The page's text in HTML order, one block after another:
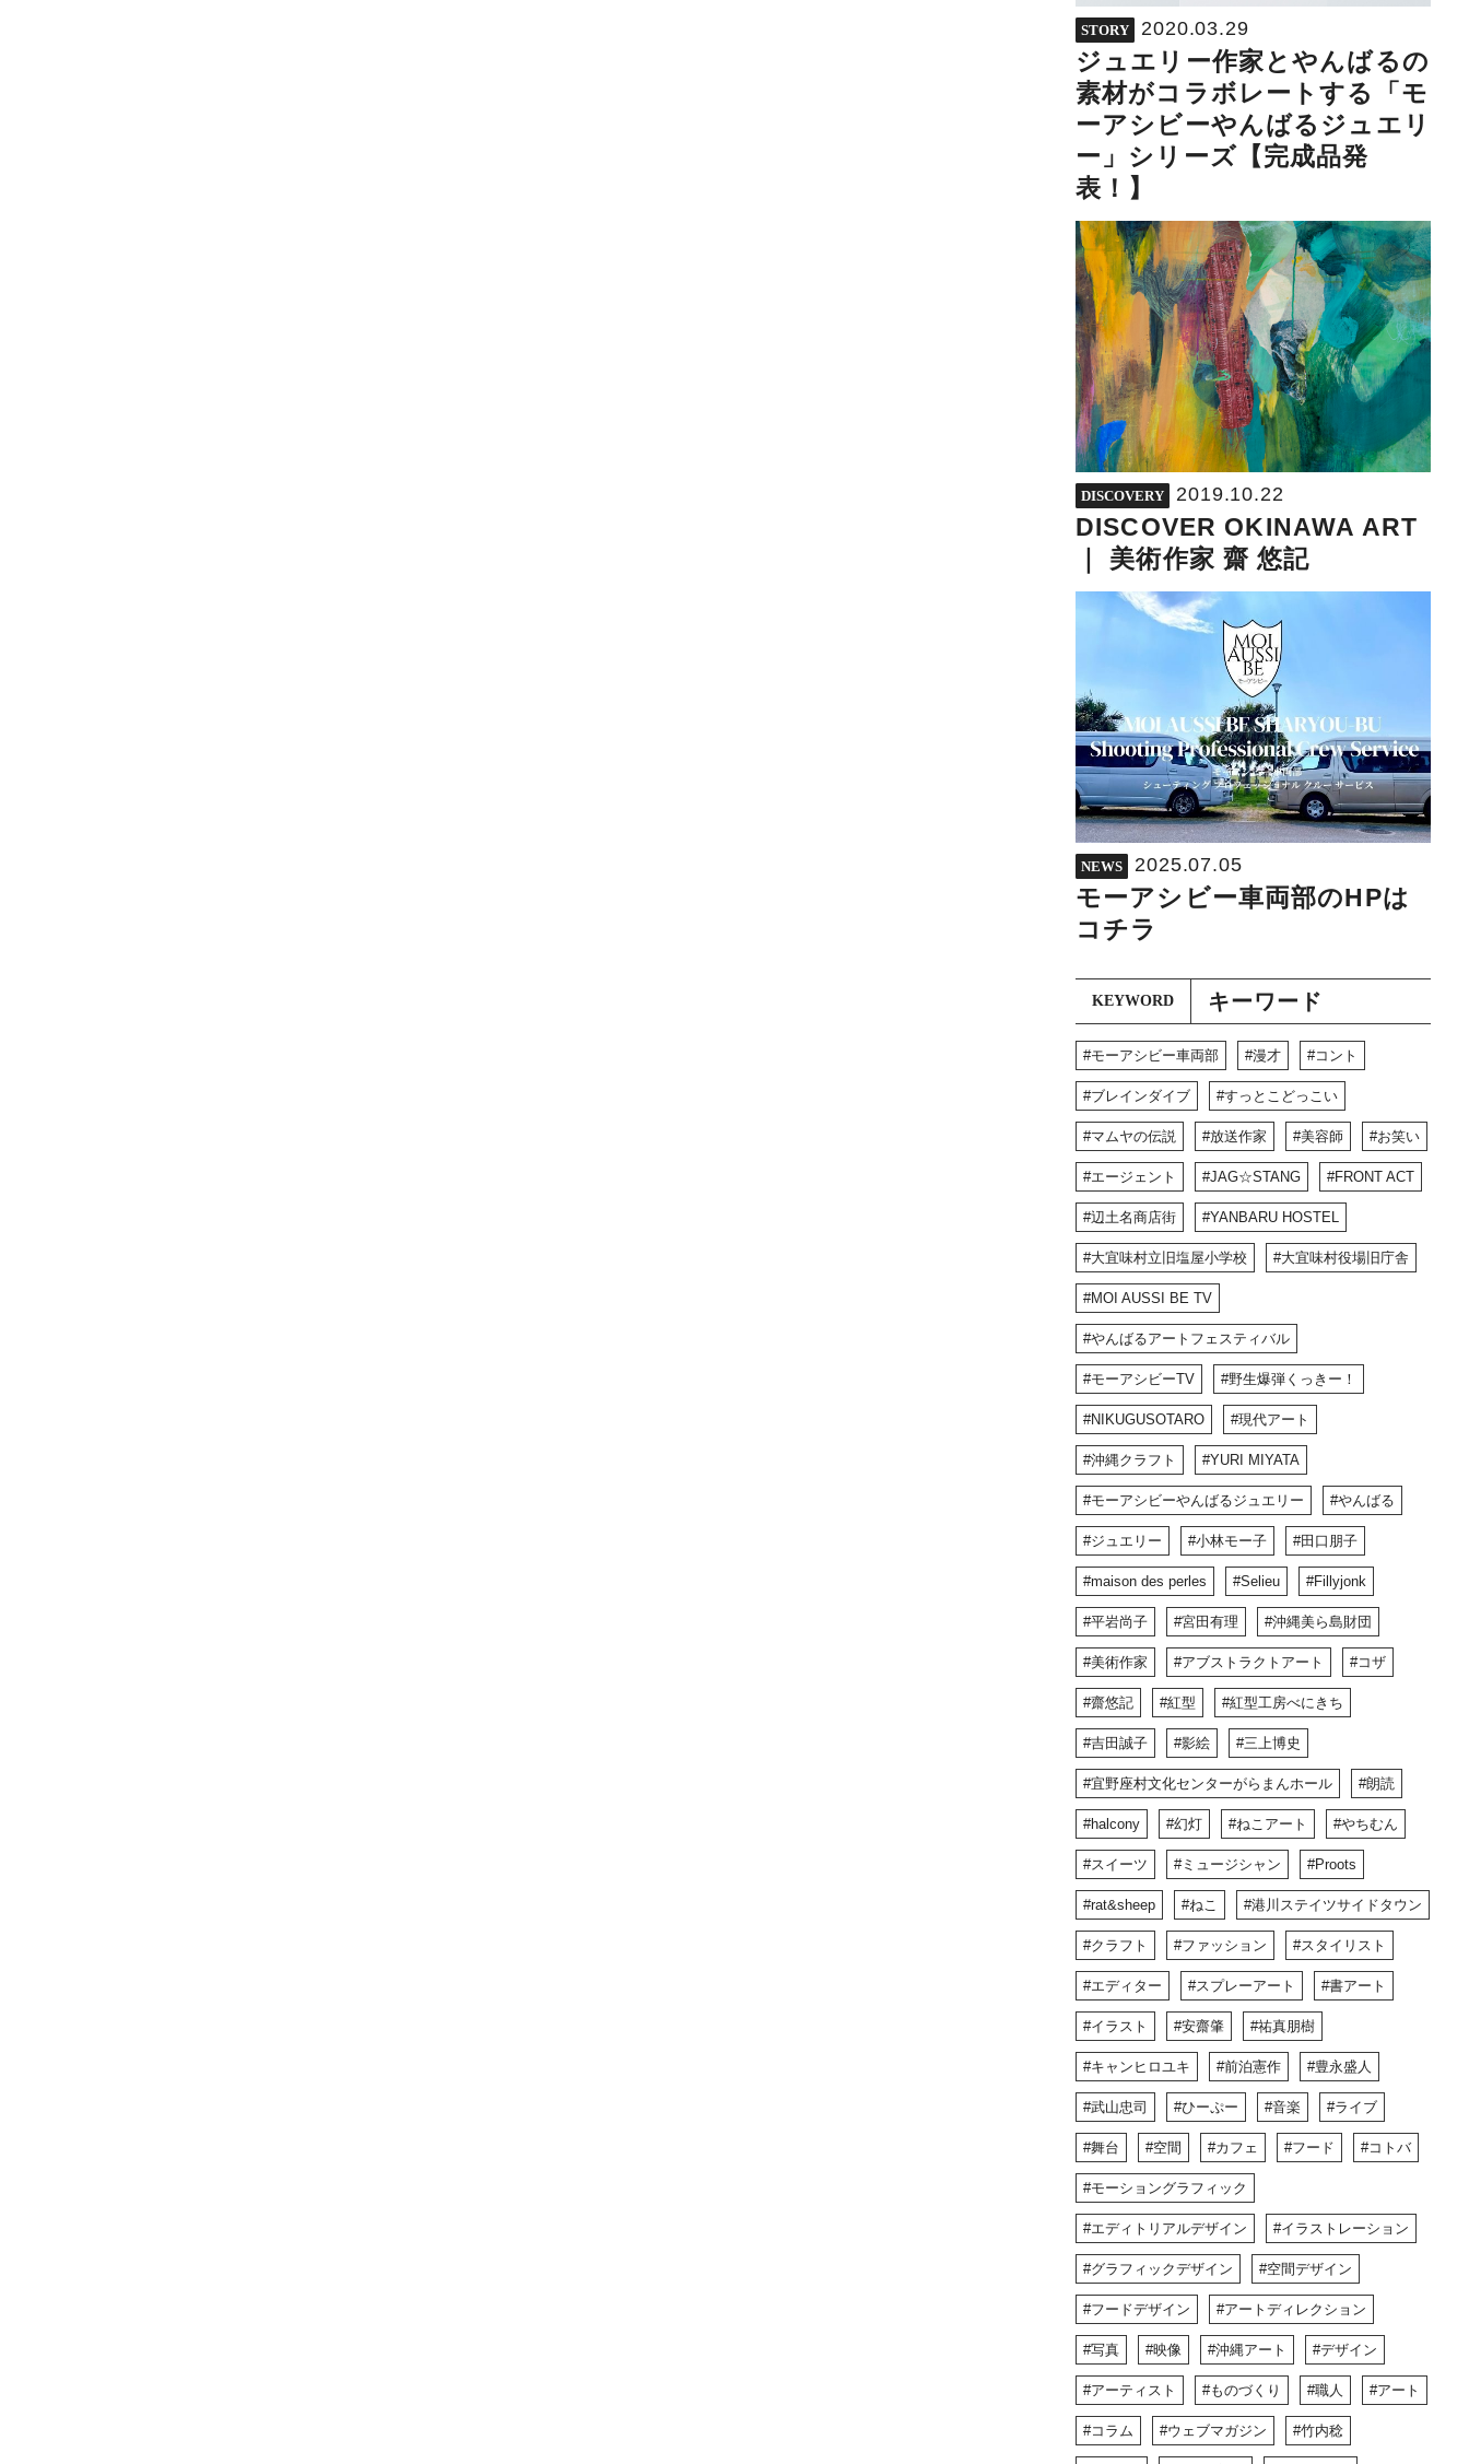
STORY 2020.03.29
ジュエリー作家とやんばるの
素材がコラボレートする「モ
ーアシビーやんばるジュエリ
ー」シリーズ【完成品発
表！】
DISCOVERY 2019.10.22
DISCOVER OKINAWA ART
｜ 美術作家 齋 悠記
NEWS 2025.07.05
モーアシビー車両部のHPは
コチラ
キーワード
KEYWORD
モーアシビー車両部 漫才 コント
ブレインダイブ すっとこどっこい
マムヤの伝説 放送作家 美容師 お笑い
エージェント JAG☆STANG FRONT ACT
辺土名商店街 YANBARU HOSTEL
大宜味村立旧塩屋小学校 大宜味村役場旧庁舎
MOI AUSSI BE TV
やんばるアートフェスティバル
モーアシビーTV 野生爆弾くっきー！
NIKUGUSOTARO 現代アート
沖縄クラフト YURI MIYATA
モーアシビーやんばるジュエリー やんばる
ジュエリー 小林モー子 田口朋子
maison des perles Selieu Fillyjonk
平岩尚子 宮田有理 沖縄美ら島財団
美術作家 アブストラクトアート コザ
齋悠記 紅型 紅型工房べにきち
吉田誠子 影絵 三上博史
宜野座村文化センターがらまんホール 朗読
halcony 幻灯 ねこアート やちむん
スイーツ ミュージシャン Proots
rat&sheep ねこ 港川ステイツサイドタウン
クラフト ファッション スタイリスト
エディター スプレーアート 書アート
イラスト 安齋肇 祐真朋樹
キャンヒロユキ 前泊憲作 豊永盛人
武山忠司 ひーぷー 音楽 ライブ
舞台 空間 カフェ フード コトバ
モーショングラフィック
エディトリアルデザイン イラストレーション
グラフィックデザイン 空間デザイン
フードデザイン アートディレクション
写真 映像 沖縄アート デザイン
アーティスト ものづくり 職人 アート
コラム ウェブマガジン 竹内稔